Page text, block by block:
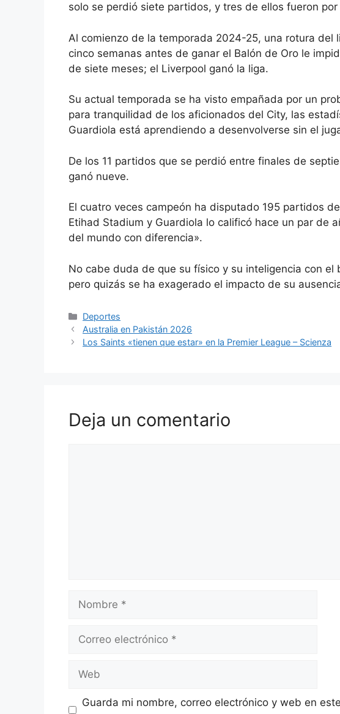
solo se perdió siete partidos, y tres de ellos fueron por
Al comienzo de la temporada 2024-25, una rotura del
cinco semanas antes de ganar el Balón de Oro le
de siete meses; el Liverpool ganó la liga.
Su actual temporada se ha visto empañada por un
para tranquilidad de los aficionados del City, las
Guardiola está aprendiendo a desenvolverse sin el
De los 11 partidos que se perdió entre finales de
ganó nueve.
El cuatro veces campeón ha disputado 195 partidos
Etihad Stadium y Guardiola lo calificó hace un par de
del mundo con diferencia».
No cabe duda de que su físico y su inteligencia con el
pero quizás se ha exagerado el impacto de su
Categorías
Deportes
Australia en Pakistán 2026
Los Saints «tienen que estar» en la Premier League – Scienza
Deja un comentario
electrónico
Guarda mi nombre, correo electrónico y web en